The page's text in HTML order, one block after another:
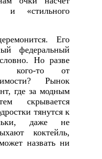
и «стильного
Его
федеральный
Но разве
кого-то от
Рынок
где за модным
скрывается
тянутся к
даже не
коктейль,
назвать ни